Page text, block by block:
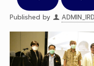
Published by